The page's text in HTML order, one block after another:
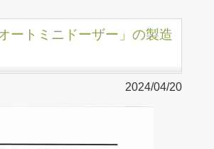
ートミニドーザー」の製造
2024/04/20